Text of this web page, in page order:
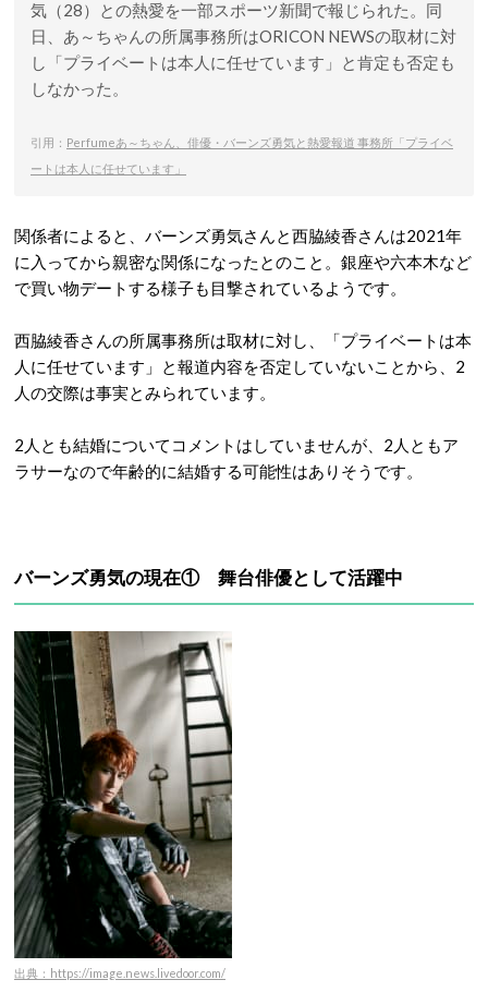
気（28）との熱愛を一部スポーツ新聞で報じられた。同
日、あ～ちゃんの所属事務所はORICON NEWSの取材に対
し「プライベートは本人に任せています」と肯定も否定も
しなかった。
引用： Perfumeあ～ちゃん、俳優・バーンズ勇気と熱愛報道 事務所「プライベ
ートは本人に任せています」
関係者によると、バーンズ勇気さんと西脇綾香さんは2021年
に入ってから親密な関係になったとのこと。銀座や六本木など
で買い物デートする様子も目撃されているようです。
西脇綾香さんの所属事務所は取材に対し、「プライベートは本
人に任せています」と報道内容を否定していないことから、2
人の交際は事実とみられています。
2人とも結婚についてコメントはしていませんが、2人ともア
ラサーなので年齢的に結婚する可能性はありそうです。
バーンズ勇気の現在① 舞台俳優として活躍中
出典：https://image.news.livedoor.com/